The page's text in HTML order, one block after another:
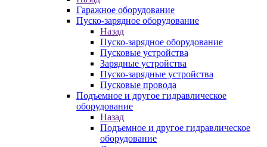
Гаражное оборудование
Пуско-зарядное оборудование
Назад
Пуско-зарядное оборудование
Пусковые устройства
Зарядные устройства
Пуско-зарядные устройства
Пусковые провода
Подъемное и другое гидравлическое
оборудование
Назад
Подъемное и другое гидравлическое
оборудование